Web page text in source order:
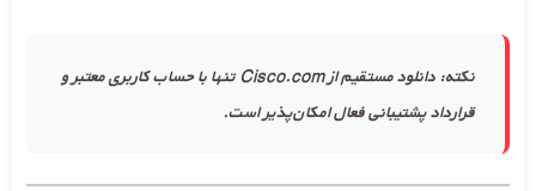
نکته:
دانلود مستقیم از Cisco.com تنها با حساب کاربری معتبر و
قرارداد پشتیبانی فعال امکان‌پذیر است.